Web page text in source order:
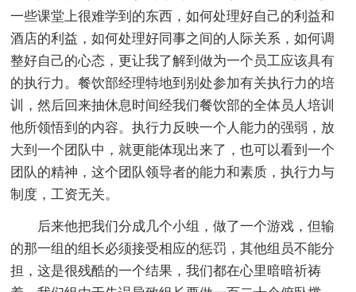
一些课堂上很难学到的东西，如何处理好自己的利益和
酒店的利益，如何处理好同事之间的人际关系，如何调
整好自己的心态，更让我了解到做为一个员工应该具有
的执行力。餐饮部经理特地到别处参加有关执行力的培
训，然后回来抽休息时间经我们餐饮部的全体员人培训
他所领悟到的内容。执行力反映一个人能力的强弱，放
大到一个团队中，就更能体现出来了，也可以看到一个
团队的精神，这个团队领导者的能力和素质，执行力与
制度，工资无关。
后来他把我们分成几个小组，做了一个游戏，但输
的那一组的组长必须接受相应的惩罚，其他组员不能分
担，这是很残酷的一个结果，我们都在心里暗暗祈祷